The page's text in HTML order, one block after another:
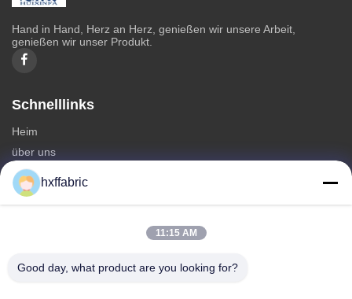
Hand in Hand, Herz an Herz, genießen wir unsere Arbeit,
genießen wir unser Produkt.
Schnelllinks
Heim
über uns
produits
Kontaktieren Sie uns
SBR Neoprenstoff
hxffabric
11:15 AM
Good day, what product are you looking for?